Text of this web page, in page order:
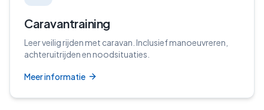
Caravantraining
Leer veilig rijden met caravan. Inclusief manoeuvreren,
achteruitrijden en noodsituaties.
Meer informatie